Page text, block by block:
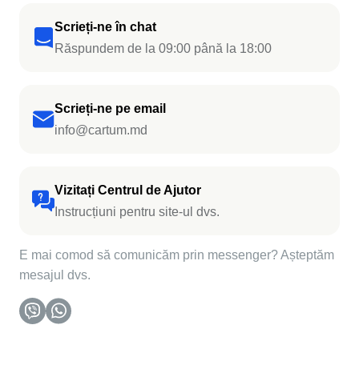
Scrieți-ne în chat
Răspundem de la 09:00 până la 18:00
Scrieți-ne pe email
info@cartum.md
Vizitați Centrul de Ajutor
Instrucțiuni pentru site-ul dvs.
E mai comod să comunicăm prin messenger? Așteptăm
mesajul dvs.